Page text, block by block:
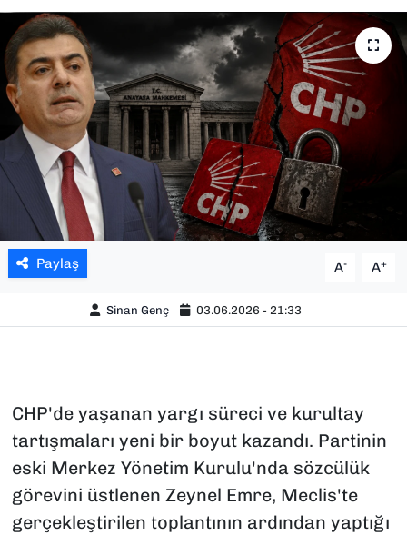
Paylaş A- A+
Sinan Genç 03.06.2026 - 21:33
CHP'de yaşanan yargı süreci ve kurultay
tartışmaları yeni bir boyut kazandı. Partinin
eski Merkez Yönetim Kurulu'nda sözcülük
görevini üstlenen Zeynel Emre, Meclis'te
gerçekleştirilen toplantının ardından yaptığı
SPOR
TEKNOLOJİ
YAŞAM
YEREL YÖNETİMLER